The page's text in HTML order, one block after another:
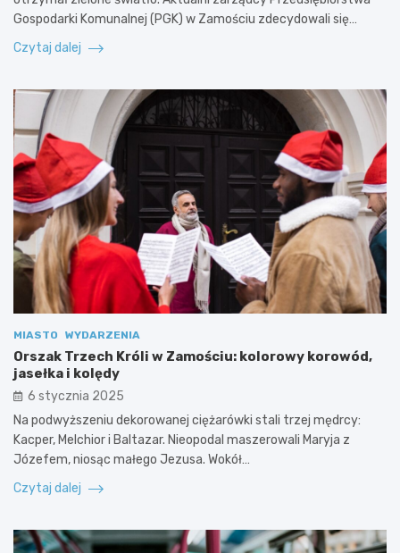
Gospodarki Komunalnej (PGK) w Zamościu zdecydowali się…
Czytaj dalej
MIASTO WYDARZENIA
Orszak Trzech Króli w Zamościu: kolorowy korowód,
jasełka i kolędy
6 stycznia 2025
Na podwyższeniu dekorowanej ciężarówki stali trzej mędrcy:
Kacper, Melchior i Baltazar. Nieopodal maszerowali Maryja z
Józefem, niosąc małego Jezusa. Wokół…
Czytaj dalej